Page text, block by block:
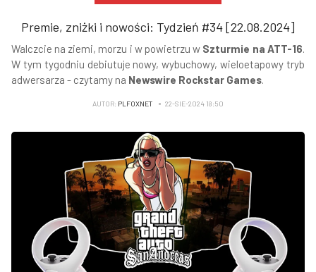
Premie, zniżki i nowości: Tydzień #34 [22.08.2024]
Walczcie na ziemi, morzu i w powietrzu w Szturmie na ATT-16.
W tym tygodniu debiutuje nowy, wybuchowy, wieloetapowy tryb
adwersarza - czytamy na Newswire Rockstar Games.
AUTOR: PLFOXNET 22-SIE-2024 18:50